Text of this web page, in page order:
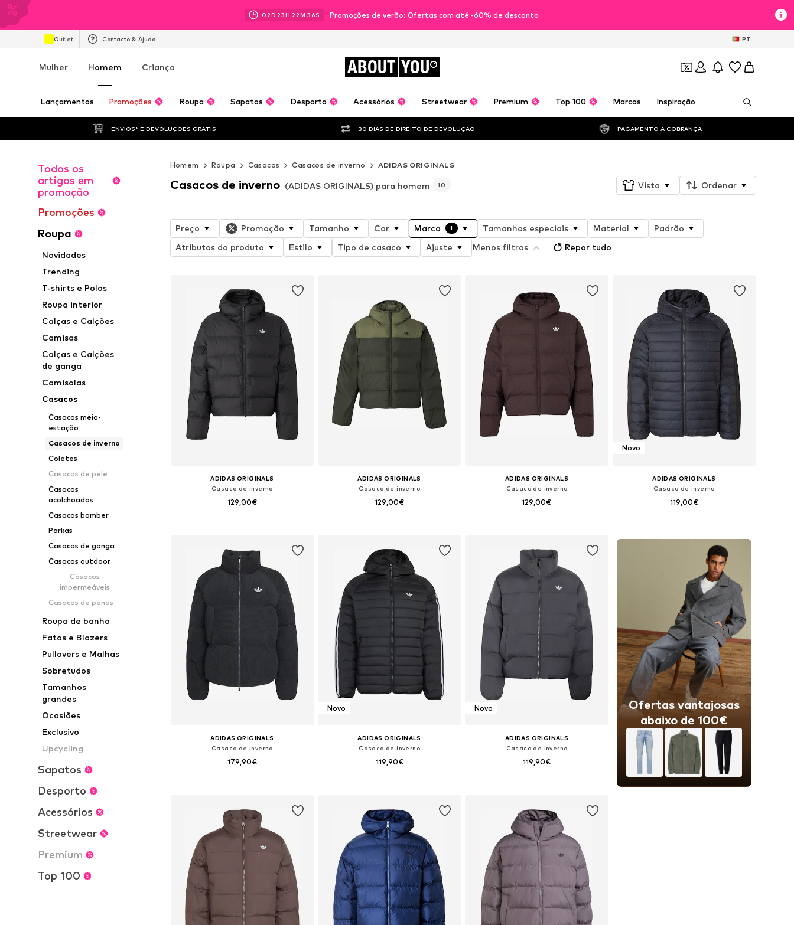
02D 23H 22M 34S Promoções de verão: Ofertas com até -60% de desconto
Outlet Contacto & Ajuda PT
Mulher Homem Criança ABOUT YOU
Lançamentos Promoções Roupa Sapatos Desporto Acessórios Streetwear Premium Top 100 Marcas Inspiração
ENVIOS* E DEVOLUÇÕES GRÁTIS 30 DIAS DE DIREITO DE DEVOLUÇÃO PAGAMENTO À COBRANÇA
Todos os
artigos em
promoção
Promoções
Roupa
Novidades
Trending
T-shirts e Polos
Roupa interior
Calças e Calções
Camisas
Calças e Calções
de ganga
Camisolas
Casacos
Casacos meia-
estação
Casacos de inverno
Coletes
Casacos de pele
Casacos
acolchoados
Casacos bomber
Parkas
Casacos de ganga
Casacos outdoor
Casacos
impermeáveis
Casacos de penas
Roupa de banho
Fatos e Blazers
Pullovers e Malhas
Sobretudos
Tamanhos
grandes
Ocasiões
Exclusivo
Upcycling
Sapatos
Desporto
Acessórios
Streetwear
Premium
Top 100
Homem Roupa Casacos Casacos de inverno ADIDAS ORIGINALS
Casacos de inverno (ADIDAS ORIGINALS) para homem 10 Vista Ordenar
Preço Promoção Tamanho Cor Marca 1 Tamanhos especiais Material
Padrão
Atributos do produto
Estilo Tipo de casaco Ajuste Menos filtros Repor tudo
ADIDAS ORIGINALS
Casaco de inverno
129,00€
ADIDAS ORIGINALS
Casaco de inverno
129,00€
ADIDAS ORIGINALS
Casaco de inverno
129,00€
Novo
ADIDAS ORIGINALS
Casaco de inverno
119,00€
Adicionar ao cesto
ADIDAS ORIGINALS
Casaco de inverno
179,90€
Novo
ADIDAS ORIGINALS
Casaco de inverno
119,90€
Novo
ADIDAS ORIGINALS
Casaco de inverno
119,90€
Ofertas vantajosas
abaixo de 100€